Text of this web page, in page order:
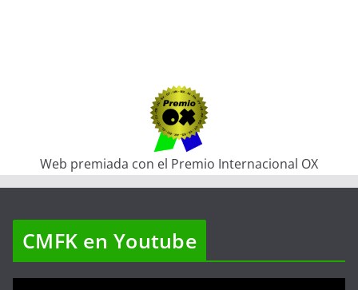
Web premiada con el Premio Internacional OX
CMFK en Youtube